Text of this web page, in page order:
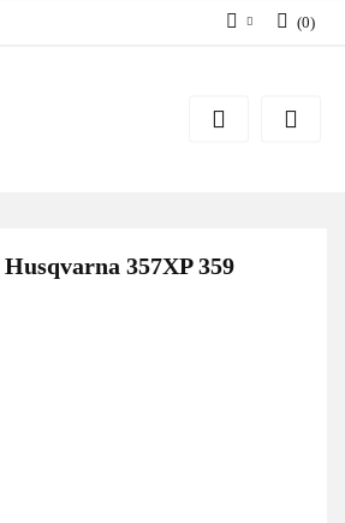
Zarejestruj się
(0)
357XP 359